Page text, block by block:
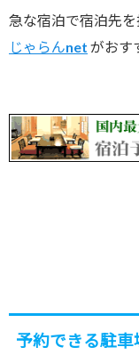
急な宿泊で宿泊先
じゃらんnet がおす
予約できる駐車